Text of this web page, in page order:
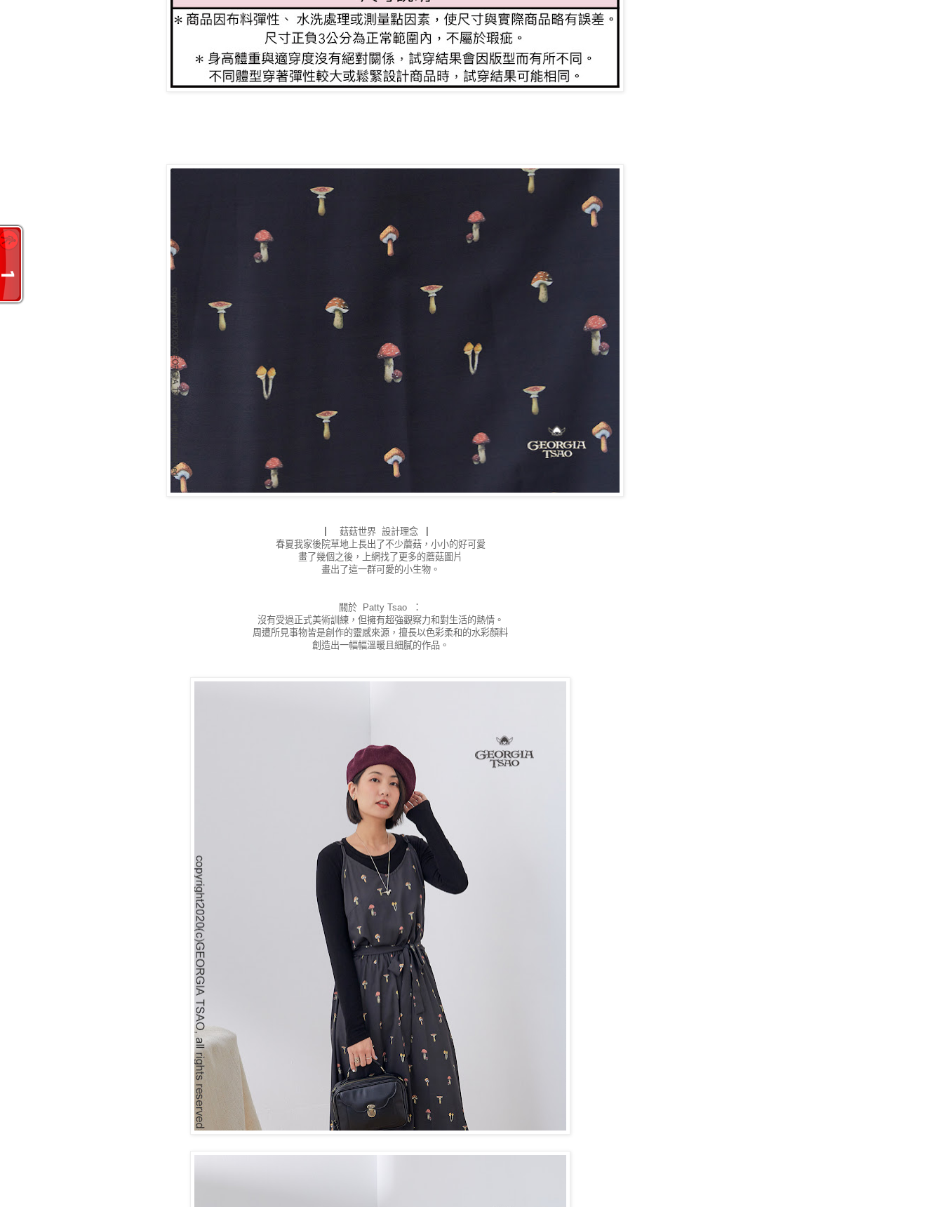
▏ 菇菇世界 設計理念 ▏
春夏我家後院草地上長出了不少蘑菇，小小的好可愛
畫了幾個之後，上網找了更多的蘑菇圖片
畫出了這一群可愛的小生物。
關於 Patty Tsao ：
沒有受過正式美術訓練，但擁有超強觀察力和對生活的熱情。
周遭所見事物皆是創作的靈感來源，擅長以色彩柔和的水彩顏料
創造出一幅幅溫暖且細膩的作品。